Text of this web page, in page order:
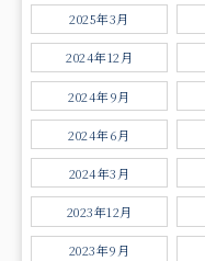
2025年3月
2024年12月
2024年9月
2024年6月
2024年3月
2023年12月
2023年9月